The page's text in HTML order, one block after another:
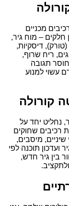
מכניים
חלקים – מוח גיר,
דיסקיות,
ריח שרוף,
תגובה
עשוי למנוע
קורולה
נחליט יחד על
רכיבים שחוקים
שיניים, מיסבים,
ועדכון תוכנה לפי
בין גיר חדש,